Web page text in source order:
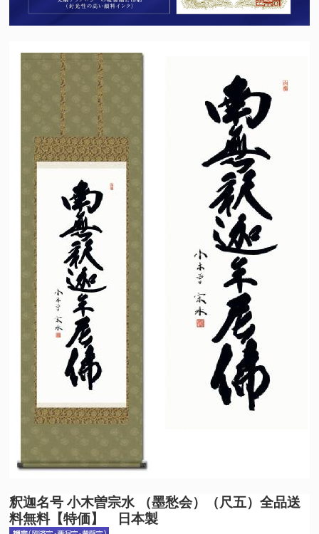
釈迦名号 小木曽宗水 （墨愁会）（尺五）全品送
料無料【特価】 日本製